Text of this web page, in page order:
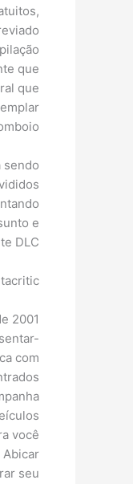
que
que
sendo
e
DLC.
2001
com
você
Abicar
seu